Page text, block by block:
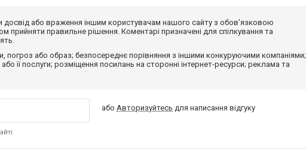
досвід або враження іншим користувачам нашого сайту з обов'язковою
прийняти правильне рішення. Коментарі призначені для спілкування та
погроз або образ; безпосереднє порівняння з іншими конкуруючими компаніями;
її послуги; розміщення посилань на сторонні інтернет-ресурси; реклама та
абоАвторизуйтесь для написання відгуку